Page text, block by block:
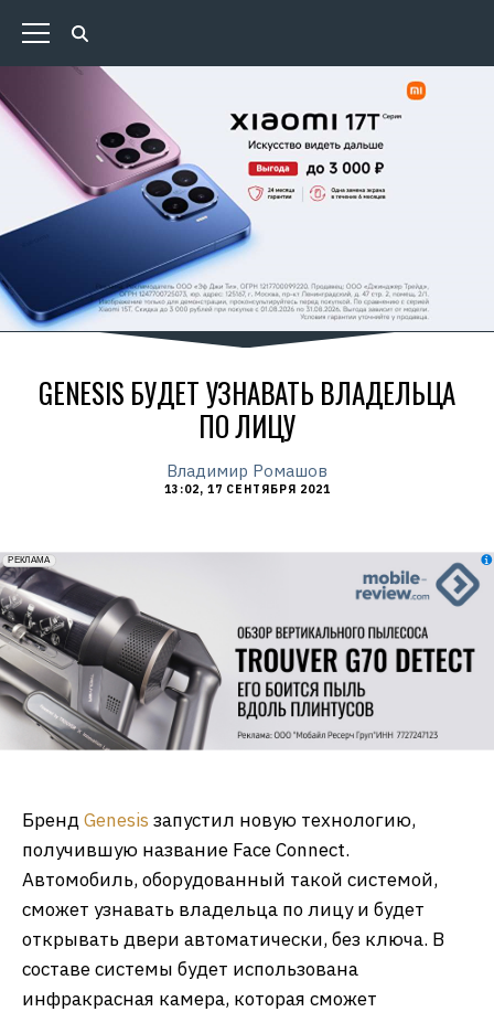
GENESIS БУДЕТ УЗНАВАТЬ ВЛАДЕЛЬЦА
ПО ЛИЦУ
Владимир Ромашов
13:02, 17 СЕНТЯБРЯ 2021
erid: 2VfnxxmNzs5
РЕКЛАМА
БрендGenesis запустил новую технологию,
получившую название Face Connect.
Автомобиль, оборудованный такой системой,
сможет узнавать владельца по лицу и будет
открывать двери автоматически, без ключа. В
составе системы будет использована
инфракрасная камера, которая сможет